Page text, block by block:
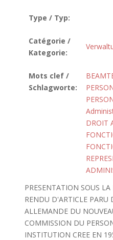
Type / Typ:
Catégorie /
Kategorie:
Mots clef /
Schlagworte:
DROIT
PRESENTATION SOUS
RENDU D'ARTICLE PARU
ALLEMANDE DU
COMMISSION DU
INSTITUTION CREE EN